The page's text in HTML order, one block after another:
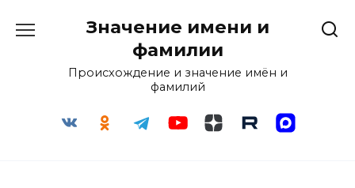
Значение имени и
фамилии
Происхождение и значение имён и
фамилий